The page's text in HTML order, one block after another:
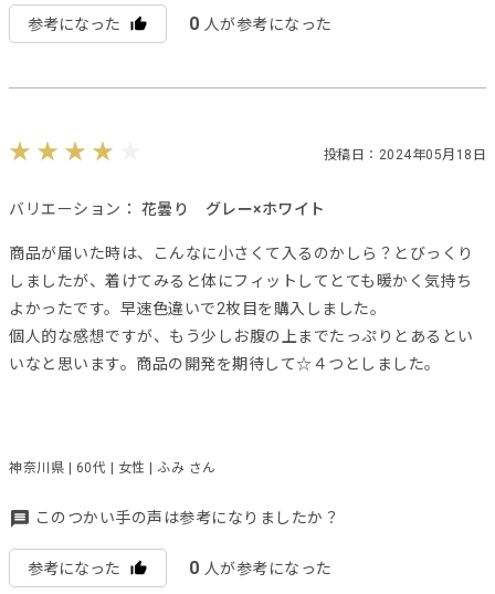
参考になった 0 人が参考になった
投稿日：2024年05月18日
バリエーション： 花曇り グレー×ホワイト
商品が届いた時は、こんなに小さくて入るのかしら？とびっくり
しましたが、着けてみると体にフィットしてとても暖かく気持ち
よかったです。早速色違いで2枚目を購入しました。
個人的な感想ですが、もう少しお腹の上までたっぷりとあるとい
いなと思います。商品の開発を期待して☆４つとしました。
神奈川県 | 60代 | 女性 | ふみ さん
このつかい手の声は参考になりましたか？
参考になった 0 人が参考になった